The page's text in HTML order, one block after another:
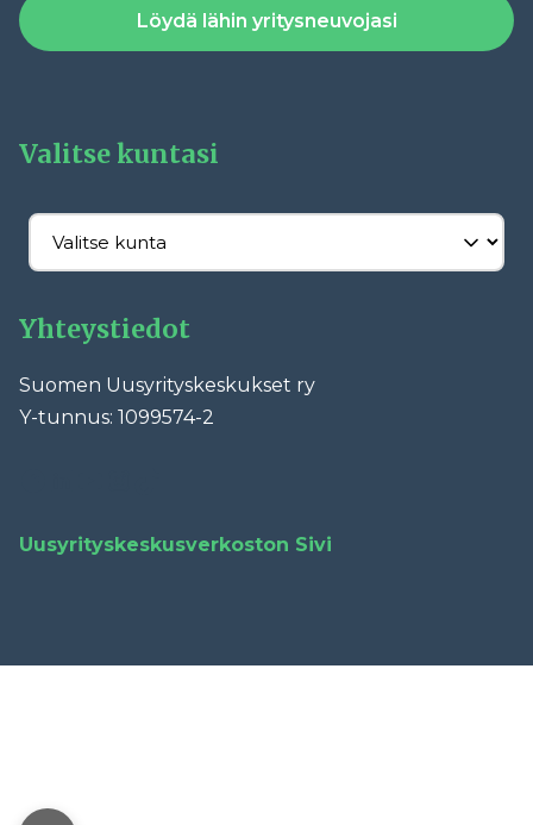
Löydä lähin yritysneuvojasi
Valitse kuntasi
Yhteystiedot
Suomen Uusyrityskeskukset ry
Y-tunnus: 1099574-2
Uusyrityskeskusverkoston Sivi